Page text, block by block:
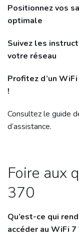
Positionnez vos
optimale
Suivez les
votre réseau
Profitez d’un
!
Consultez le guide
d’assistance.
Foire aux
370
Qu’est-ce qui
accéder au WiFi 7